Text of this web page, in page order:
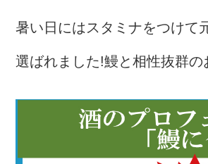
暑い日にはスタミナをつけて
選ばれました!鰻と相性抜群